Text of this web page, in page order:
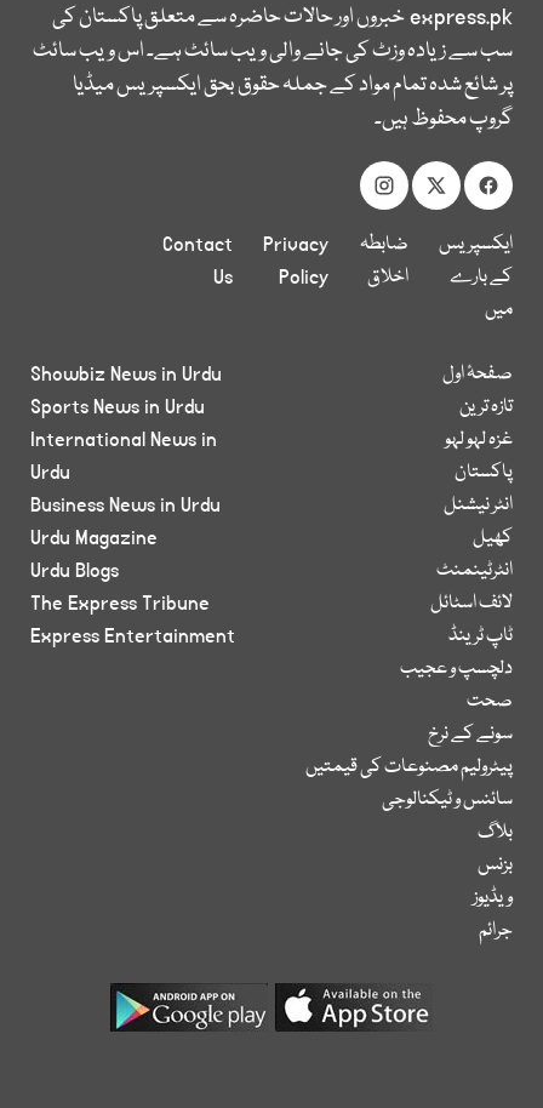
express.pkخبروں اور حالات حاضرہ سے متعلق پاکستان کی
سب سے زیادہ وزٹ کی جانے والی ویب سائٹ ہے۔ اس ویب سائٹ
پر شائع شدہ تمام مواد کے جملہ حقوق بحق ایکسپریس میڈیا
گروپ محفوظ ہیں۔
ایکسپریس
کے بارے
میں
ضابطہ
اخلاق
Privacy
Policy
Contact
Us
صفحۂ اول
تازہ ترین
غزہ لہو لہو
پاکستان
انٹر نیشنل
کھیل
انٹرٹینمنٹ
لائف اسٹائل
ٹاپ ٹرینڈ
دلچسپ و عجیب
صحت
سونے کے نرخ
پیٹرولیم مصنوعات کی قیمتیں
سائنس و ٹیکنالوجی
بلاگ
بزنس
ویڈیوز
جرائم
Showbiz News in Urdu
Sports News in Urdu
International News in
Urdu
Business News in Urdu
Urdu Magazine
Urdu Blogs
The Express Tribune
Express Entertainment